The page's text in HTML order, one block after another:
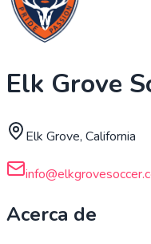
Elk Grove
Elk Grove, California
Acerca de